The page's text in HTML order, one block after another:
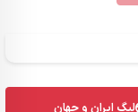
لیگ ایران و جهان